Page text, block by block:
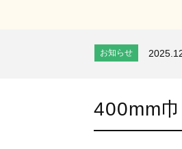
お知らせ
お知らせ
400mm巾